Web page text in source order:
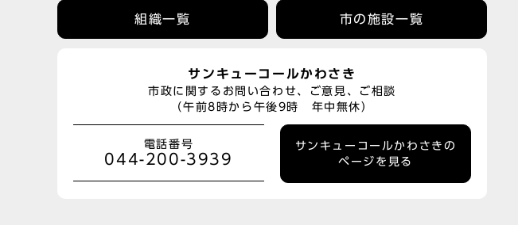
組織一覧 市の施設一覧
サンキューコールかわさき
市政に関するお問い合わせ、ご意見、ご相談
（午前8時から午後9時 年中無休）
電話番号
044-200-3939
サンキューコールかわさきの
ページを見る